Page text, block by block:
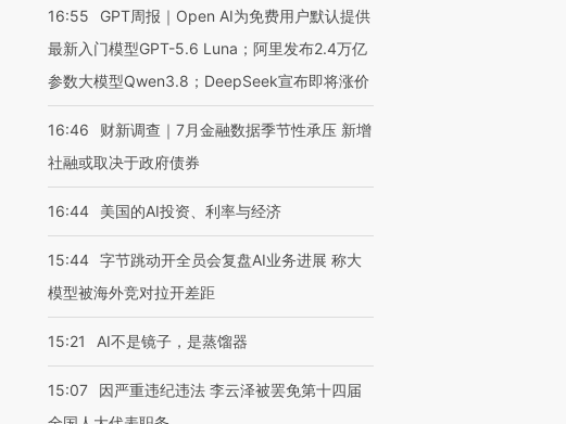
16:55
GPT周报｜Open AI为免费用户默认提供
最新入门模型GPT-5.6 Luna；阿里发布2.4万亿
参数大模型Qwen3.8；DeepSeek宣布即将涨价
16:46
财新调查｜7月金融数据季节性承压 新增
社融或取决于政府债券
16:44 美国的AI投资、利率与经济
15:44 字节跳动开全员会复盘AI业务进展 称大
模型被海外竞对拉开差距
15:21 AI不是镜子，是蒸馏器
15:07
因严重违纪违法 李云泽被罢免第十四届